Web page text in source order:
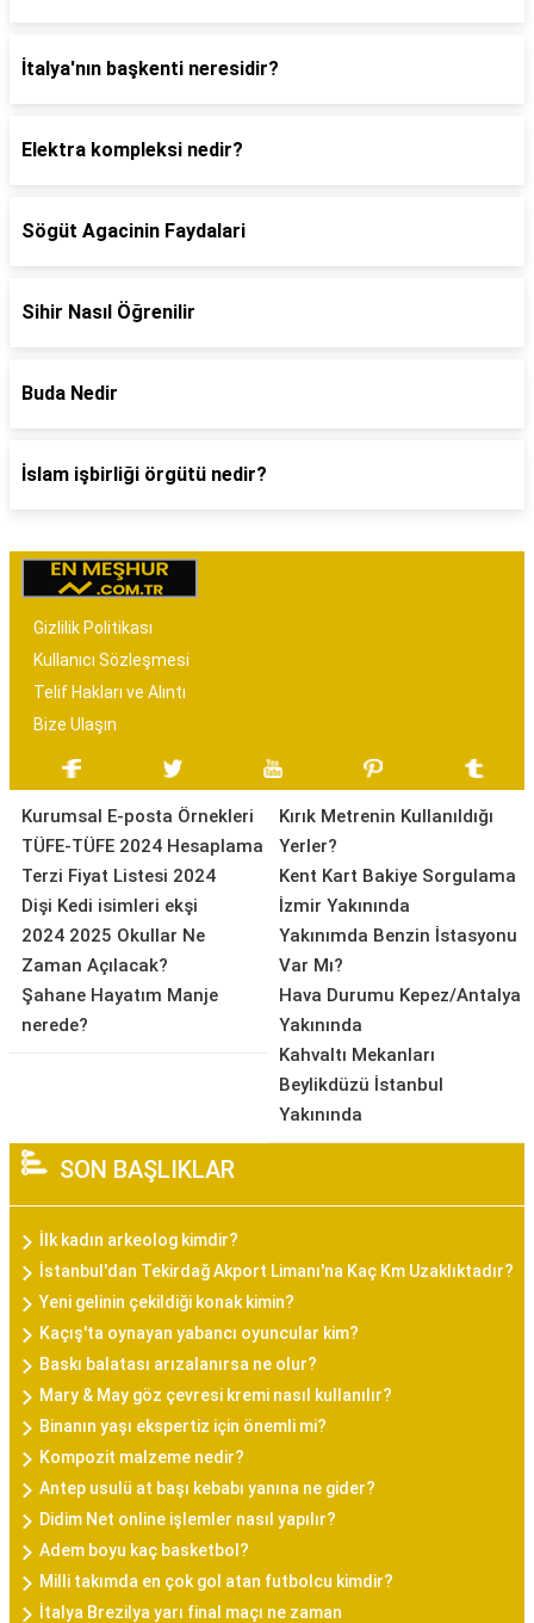
İtalya'nın başkenti neresidir?
Elektra kompleksi nedir?
Sögüt Agacinin Faydalari
Sihir Nasıl Öğrenilir
Buda Nedir
İslam işbirliği örgütü nedir?
Gizlilik Politikası
Kullanıcı Sözleşmesi
Telif Hakları ve Alıntı
Bize Ulaşın
Kurumsal E-posta Örnekleri
TÜFE-TÜFE 2024 Hesaplama
Terzi Fiyat Listesi 2024
Dişi Kedi isimleri ekşi
2024 2025 Okullar Ne
Zaman Açılacak?
Şahane Hayatım Manje
nerede?
Kırık Metrenin Kullanıldığı
Yerler?
Kent Kart Bakiye Sorgulama
İzmir Yakınında
Yakınımda Benzin İstasyonu
Var Mı?
Hava Durumu Kepez/Antalya
Yakınında
Kahvaltı Mekanları
Beylikdüzü İstanbul
Yakınında
SON BAŞLIKLAR
İlk kadın arkeolog kimdir?
İstanbul'dan Tekirdağ Akport Limanı'na Kaç Km Uzaklıktadır?
Yeni gelinin çekildiği konak kimin?
Kaçış'ta oynayan yabancı oyuncular kim?
Baskı balatası arızalanırsa ne olur?
Mary & May göz çevresi kremi nasıl kullanılır?
Binanın yaşı ekspertiz için önemli mi?
Kompozit malzeme nedir?
Antep usulü at başı kebabı yanına ne gider?
Didim Net online işlemler nasıl yapılır?
Adem boyu kaç basketbol?
Milli takımda en çok gol atan futbolcu kimdir?
İtalya Brezilya yarı final maçı ne zaman